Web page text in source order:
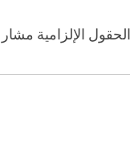
الحقول الإلزامية مشار